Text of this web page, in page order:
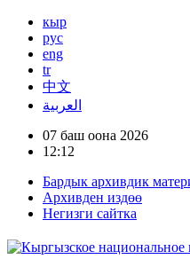
кыр
рус
eng
tr
中文
العربية
07 баш оона 2026
12:12
Бардык архивдик
Архивден издөө
Негизги сайтка